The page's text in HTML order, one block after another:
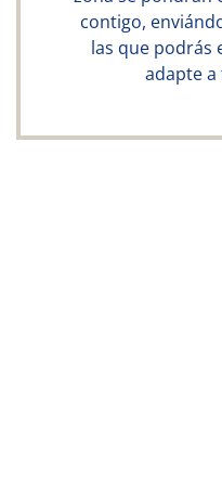
contigo,
las que podrás
adapte a